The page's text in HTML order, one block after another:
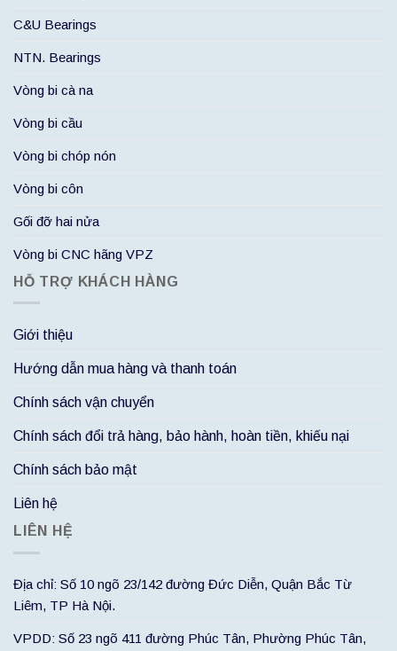
C&U Bearings
NTN. Bearings
Vòng bi cà na
Vòng bi cầu
Vòng bi chóp nón
Vòng bi côn
Gối đỡ hai nửa
Vòng bi CNC hãng VPZ
HỖ TRỢ KHÁCH HÀNG
Giới thiệu
Hướng dẫn mua hàng và thanh toán
Chính sách vận chuyển
Chính sách đổi trả hàng, bảo hành, hoàn tiền, khiếu nại
Chính sách bảo mật
Liên hệ
LIÊN HỆ
Địa chỉ: Số 10 ngõ 23/142 đường Đức Diễn, Quận Bắc Từ
Liêm, TP Hà Nội.
VPDD: Số 23 ngõ 411 đường Phúc Tân, Phường Phúc Tân,